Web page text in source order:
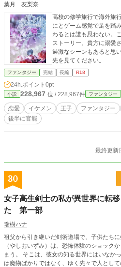
葉月 友梨奈
高校の修学旅行で海外旅
にとゲーム感覚で足を踏
わるとは誰も思わない。
ストーリー。貴方に溺愛
過激なシーンもあると思
先を見てください。
ファンタジー 完結 長編 R18
24h.ポイント 0pt
小説 228,967 位 / 228,967件 ファンタジー
恋愛 イケメン 王子 ファンタジー
後半に官能
最終更新
30
女子高生剣士の私が異世界に転
た 第一部
瑞樹ハナ
祖父から引き継いだ剣術道場で、子供たち
（やしおいずみ）は、恐怖体験のショック
まう。 そこは、彼女の知る世界にはいなか
は魔物ばかりではなく、ゆく先々で人とし